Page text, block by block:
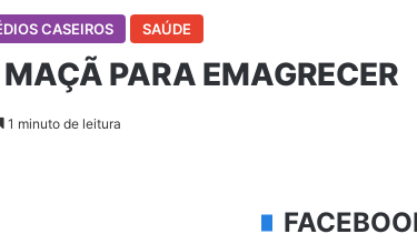
CASEIROS SAÚDE
PARA EMAGRECER
1 minuto de leitura